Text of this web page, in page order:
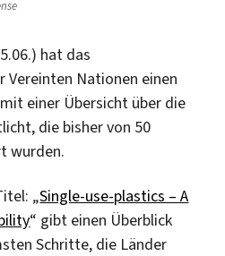
hat das
Nationen einen
mit einer Übersicht über die
die bisher von 50
wurden.
„Single-use-plastics – A
“ gibt einen Überblick
Schritte, die Länder